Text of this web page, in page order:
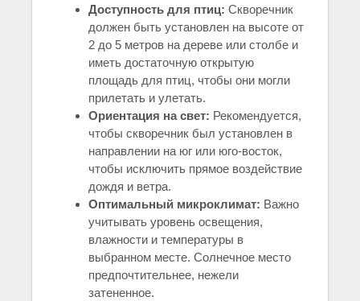
Доступность для птиц: Скворечник
должен быть установлен на высоте от
2 до 5 метров на дереве или столбе и
иметь достаточную открытую
площадь для птиц, чтобы они могли
прилетать и улетать.
Ориентация на свет: Рекомендуется,
чтобы скворечник был установлен в
направлении на юг или юго-восток,
чтобы исключить прямое воздействие
дождя и ветра.
Оптимальный микроклимат: Важно
учитывать уровень освещения,
влажности и температуры в
выбранном месте. Солнечное место
предпочтительнее, нежели
затененное.